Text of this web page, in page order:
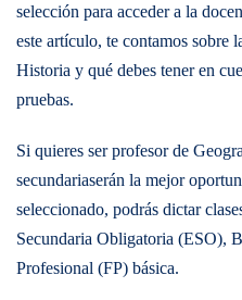
selección para acceder a la
este artículo, te contamos sobre
Historia y qué debes tener en
pruebas.
Si quieres ser profesor de
secundariaserán la mejor
seleccionado, podrás dictar
Secundaria Obligatoria (ESO),
Profesional (FP) básica.